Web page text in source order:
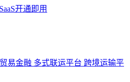
开通即用
易金融 多式联运平台 跨境运输平